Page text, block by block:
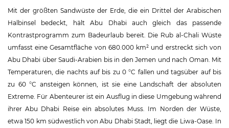
Mit der größten Sandwüste der Erde, die ein Drittel der Arabischen
Halbinsel bedeckt, hält Abu Dhabi auch gleich das passende
Kontrastprogramm zum Badeurlaub bereit. Die Rub al-Chali Wüste
umfasst eine Gesamtfläche von 680.000 km² und erstreckt sich von
Abu Dhabi über Saudi-Arabien bis in den Jemen und nach Oman. Mit
Temperaturen, die nachts auf bis zu 0 °C fallen und tagsüber auf bis
zu 60 °C ansteigen können, ist sie eine Landschaft der absoluten
Extreme. Für Abenteurer ist ein Ausflug in diese Umgebung während
ihrer Abu Dhabi Reise ein absolutes Muss. Im Norden der Wüste,
etwa 150 km südwestlich von Abu Dhabi Stadt, liegt die Liwa-Oase. In